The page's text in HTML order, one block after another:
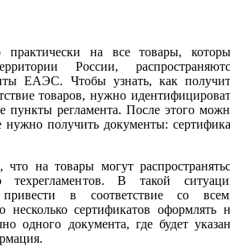
практически на все товары,
России,
ЕАЭС. Чтобы узнать, как
товаров, нужно
пункты регламента. После этого
нужно получить документы:
на товары могут
техрегламентов. В такой
в соответствие со
несколько сертификатов оформлять
одного документа, где будет